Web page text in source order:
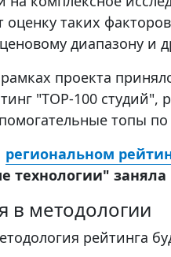
оценку таких
диапазону и
проекта
"TOP-100
топы
региональном
технологии" заняла
в методологии
рейтинга